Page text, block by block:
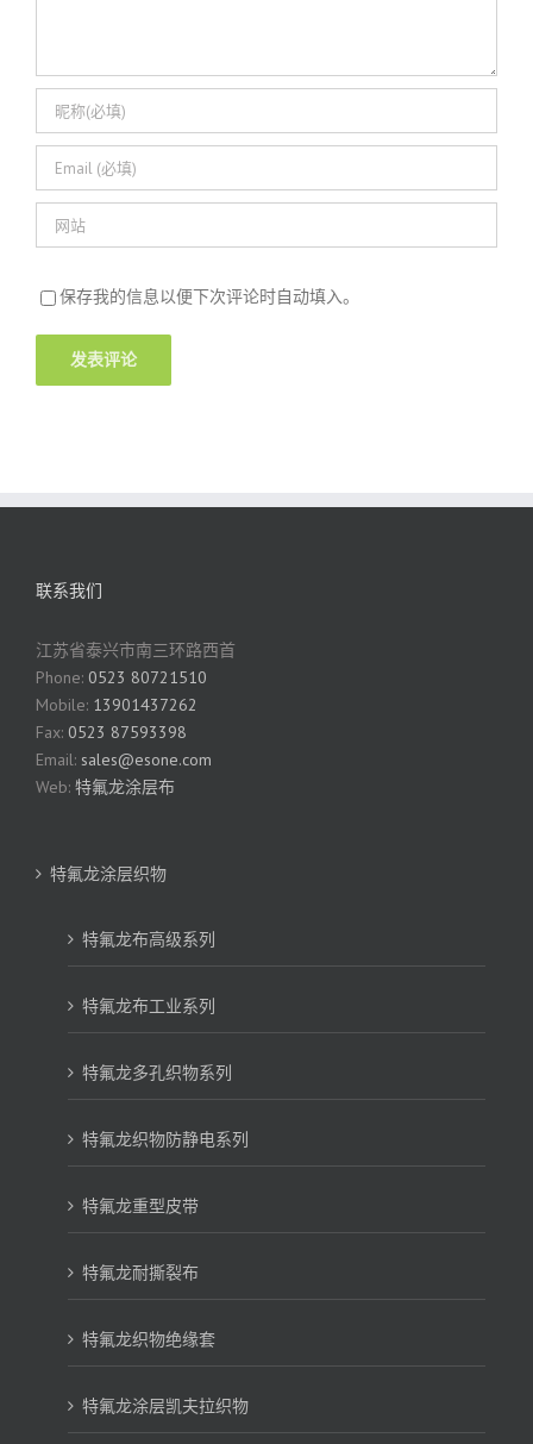
保存我的信息以便下次评论时自动填入。
联系我们
江苏省泰兴市南三环路西首
Phone: 0523 80721510
Mobile: 13901437262
Fax: 0523 87593398
Email: sales@esone.com
Web: 特氟龙涂层布
特氟龙涂层织物
特氟龙布高级系列
特氟龙布工业系列
特氟龙多孔织物系列
特氟龙织物防静电系列
特氟龙重型皮带
特氟龙耐撕裂布
特氟龙织物绝缘套
特氟龙涂层凯夫拉织物